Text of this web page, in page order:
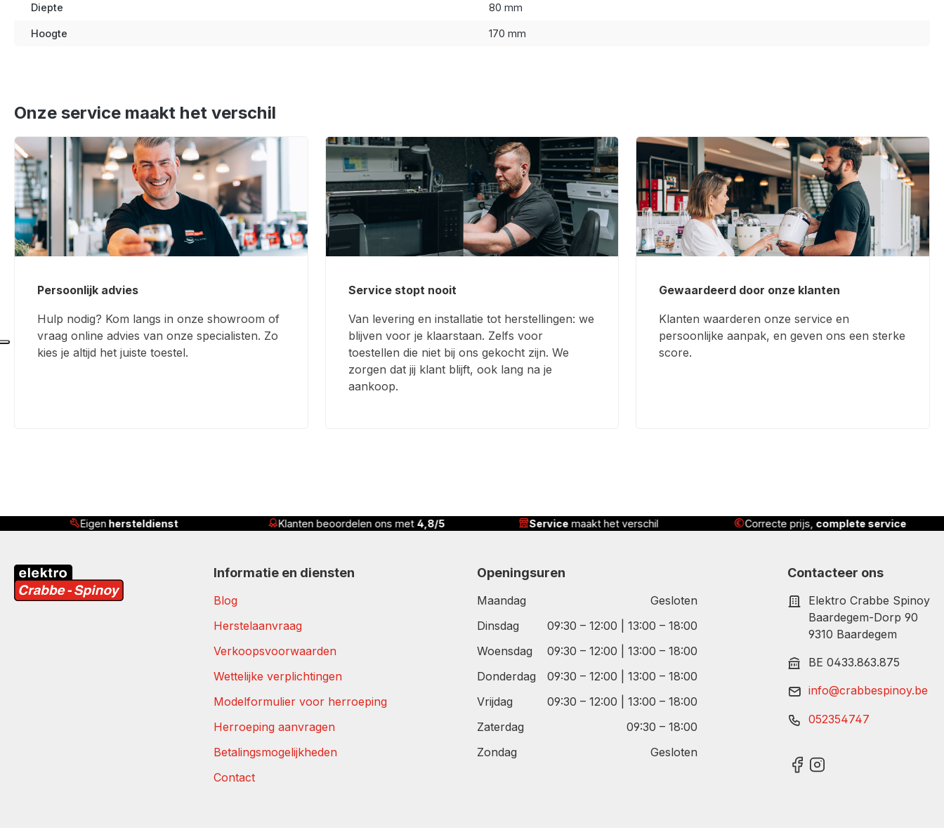
Diepte 80 mm
Hoogte 170 mm
Onze service maakt het verschil
Persoonlijk advies
Hulp nodig? Kom langs in onze showroom of
vraag online advies van onze specialisten. Zo
kies je altijd het juiste toestel.
Service stopt nooit
Van levering en installatie tot herstellingen: we
blijven voor je klaarstaan. Zelfs voor
toestellen die niet bij ons gekocht zijn. We
zorgen dat jij klant blijft, ook lang na je
aankoop.
Gewaardeerd door onze klanten
Klanten waarderen onze service en
persoonlijke aanpak, en geven ons een sterke
score.
Klanten beoordelen ons met Servicemaakt het verschil Correcte prijs,complete service Geleverd, geïnstalleerd én uitgelegd
Informatie en diensten
Blog
Herstelaanvraag
Verkoopsvoorwaarden
Wettelijke verplichtingen
Modelformulier voor herroeping
Herroeping aanvragen
Betalingsmogelijkheden
Contact
Openingsuren
Maandag
Gesloten
Dinsdag
09:30 – 12:00 | 13:00 – 18:00
Woensdag
09:30 – 12:00 | 13:00 – 18:00
Donderdag
09:30 – 12:00 | 13:00 – 18:00
Vrijdag
09:30 – 12:00 | 13:00 – 18:00
Zaterdag
09:30 – 18:00
Zondag
Gesloten
Contacteer ons
Elektro Crabbe Spinoy
Baardegem-Dorp 90
9310 Baardegem
BE 0433.863.875
info@crabbespinoy.be
052354747